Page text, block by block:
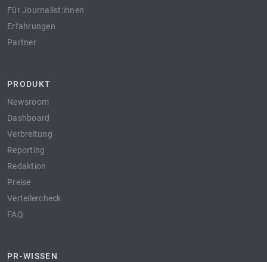
Für Journalist:innen
Erfahrungen
Partner
PRODUKT
Newsroom
Dashboard
Verbreitung
Reporting
Redaktion
Preise
Verteilercheck
FAQ
PR-WISSEN